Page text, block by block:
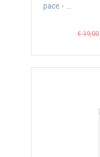
pace - ...
€ 19,00